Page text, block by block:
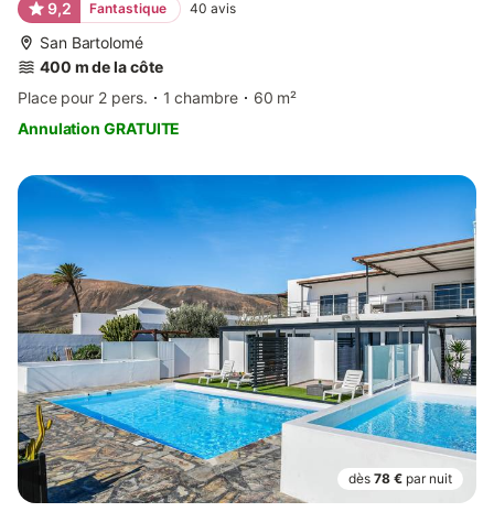
9,2 Fantastique 40 avis
San Bartolomé
400 m de la côte
Place pour 2 pers.
1 chambre
60 m²
Annulation GRATUITE
dès 78 € par nuit